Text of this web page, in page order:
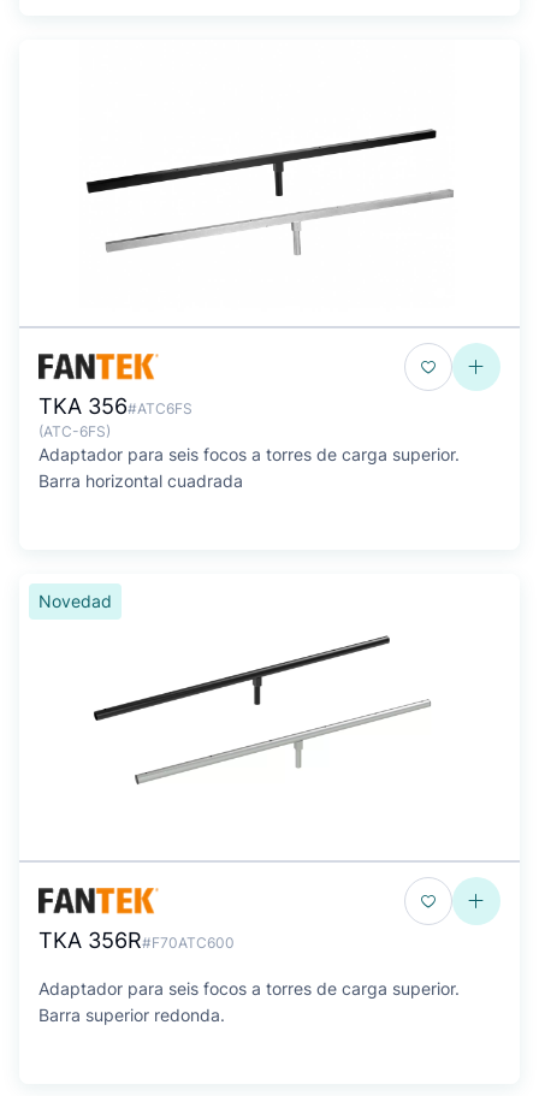
TKA 356#ATC6FS
(ATC-6FS)
Adaptador para seis focos a torres de carga superior.
Barra horizontal cuadrada
Novedad
TKA 356R#F70ATC600
Adaptador para seis focos a torres de carga superior.
Barra superior redonda.